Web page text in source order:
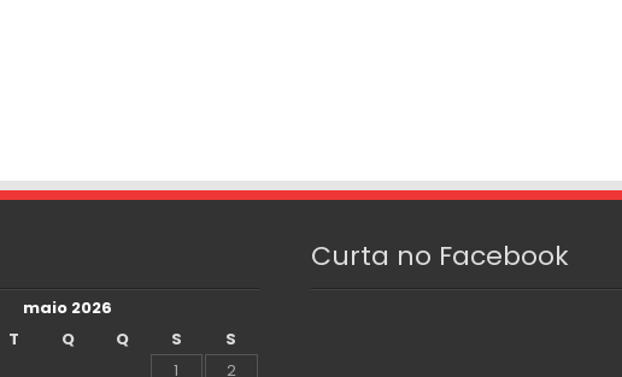
maio 2026
T Q Q S
S
1
2
Curta no Facebook